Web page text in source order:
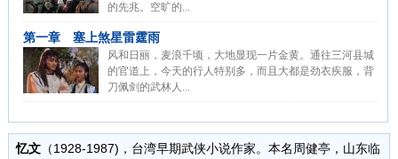
的先兆。空旷的...
第一章 塞上煞星雷霆雨
风和日丽，麦浪千顷，大地显现一片金黄。通往三河县城
的官道上，今天的行人特别多，而且大都是劲衣疾服，背
刀佩剑的武林人...
忆文（1928-1987)，台湾早期武侠小说作家。本名周健亭，山东临